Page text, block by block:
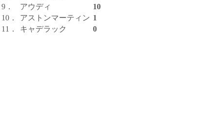
9．
アウディ
10
10．
アストンマーティン 1
11．
キャデラック 0